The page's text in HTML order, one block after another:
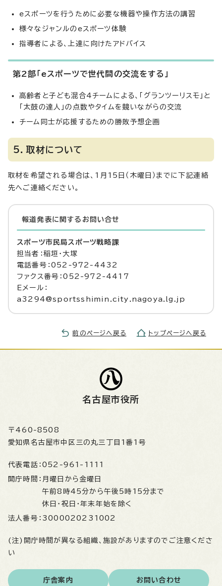
eスポーツを行うために必要な機器や操作方法の講習
様々なジャンルのeスポーツ体験
指導者による、上達に向けたアドバイス
第2部「eスポーツで世代間の交流をする」
高齢者と子ども混合4チームによる、「グランツーリスモ」と
「太鼓の達人」の点数やタイムを競いながらの交流
チーム同士が応援するための勝敗予想企画
5．取材について
取材を希望される場合は、1月15日（木曜日）までに下記連絡
先へご連絡ください。
報道発表に関するお問い合せ
スポーツ市民局スポーツ戦略課
担当者：稲垣・大塚
電話番号：052-972-4432
ファクス番号：052-972-4417
Eメール：
a3294@sportsshimin.city.nagoya.lg.jp
前のページへ戻る トップページへ戻る
名古屋市役所
〒460-8508
愛知県名古屋市中区三の丸三丁目1番1号
代表電話： 052-961-1111
開庁時間： 月曜日から金曜日
午前8時45分から午後5時15分まで
休日・祝日・年末年始を除く
法人番号： 3000020231002
(注)開庁時間が異なる組織、施設がありますのでご注意くださ
い
庁舎案内 お問い合わせ